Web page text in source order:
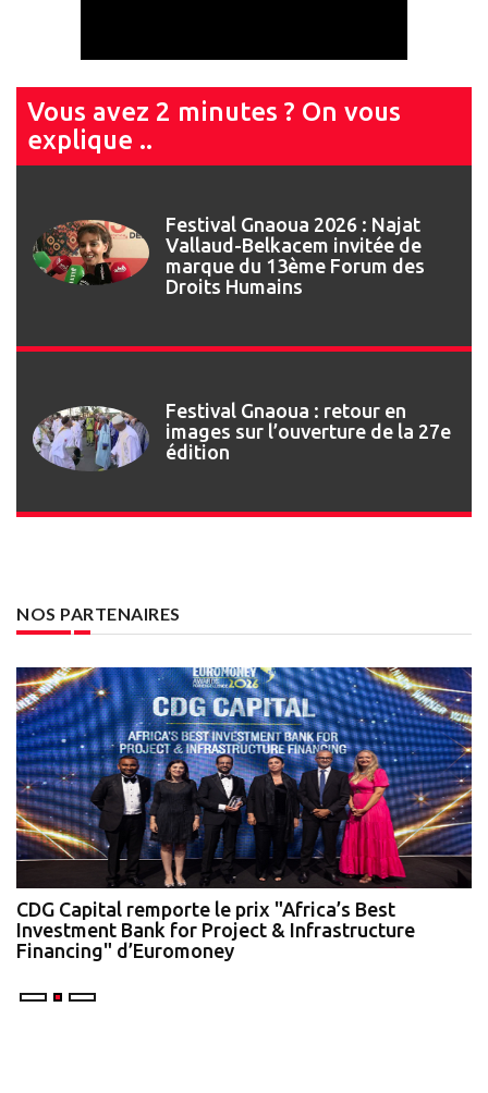
Vous avez 2 minutes ? On vous
explique ..
Festival Gnaoua 2026 : Najat
Vallaud-Belkacem invitée de
marque du 13ème Forum des
Droits Humains
Festival Gnaoua : retour en
images sur l’ouverture de la 27e
édition
NOS PARTENAIRES
CDG Capital remporte le prix "Africa’s Best
Investment Bank for Project & Infrastructure
Financing" d’Euromoney